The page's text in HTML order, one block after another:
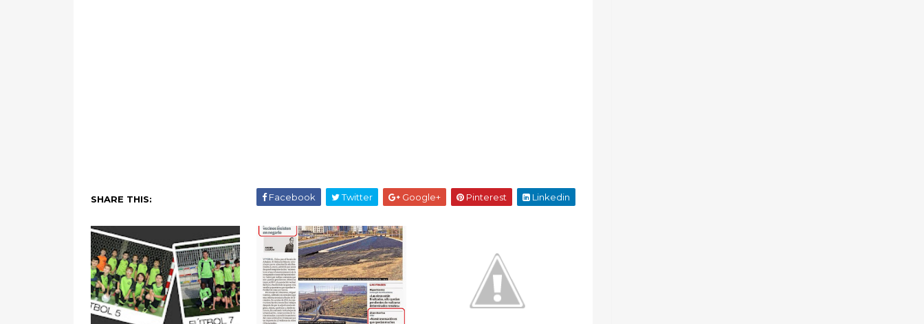
SHARE THIS: Facebook Twitter Google+ Pinterest Linkedin